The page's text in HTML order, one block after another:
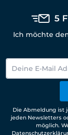
5
Ich möchte
Die Abmeldung ist
jeden Newsletters
möglich.